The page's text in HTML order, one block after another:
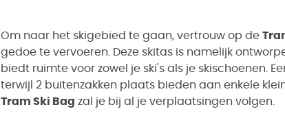
Om naar het skigebied te gaan, vertrouw op de
gedoe te vervoeren. Deze skitas is namelijk
biedt ruimte voor zowel je ski's als je skischoenen.
terwijl 2 buitenzakken plaats bieden aan enkele
Tram Ski Bag zal je bij al je verplaatsingen volgen.